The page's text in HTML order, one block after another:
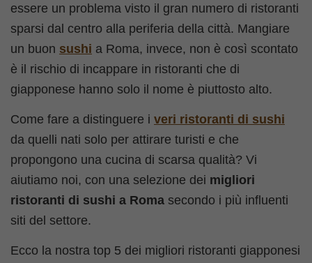
essere un problema visto il gran numero di ristoranti
sparsi dal centro alla periferia della città. Mangiare
un buon sushi a Roma, invece, non è così scontato
è il rischio di incappare in ristoranti che di
giapponese hanno solo il nome è piuttosto alto.
Come fare a distinguere i veri ristoranti di sushi
da quelli nati solo per attirare turisti e che
propongono una cucina di scarsa qualità? Vi
aiutiamo noi, con una selezione dei migliori
ristoranti di sushi a Roma secondo i più influenti
siti del settore.
Ecco la nostra top 5 dei migliori ristoranti giapponesi